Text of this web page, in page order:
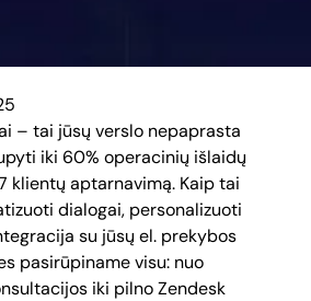
– tai jūsų verslo nepaprasta
iki 60% operacinių išlaidų
klientų aptarnavimą. Kaip tai
dialogai, personalizuoti
su jūsų el. prekybos
pasirūpiname visu: nuo
iki pilno Zendesk